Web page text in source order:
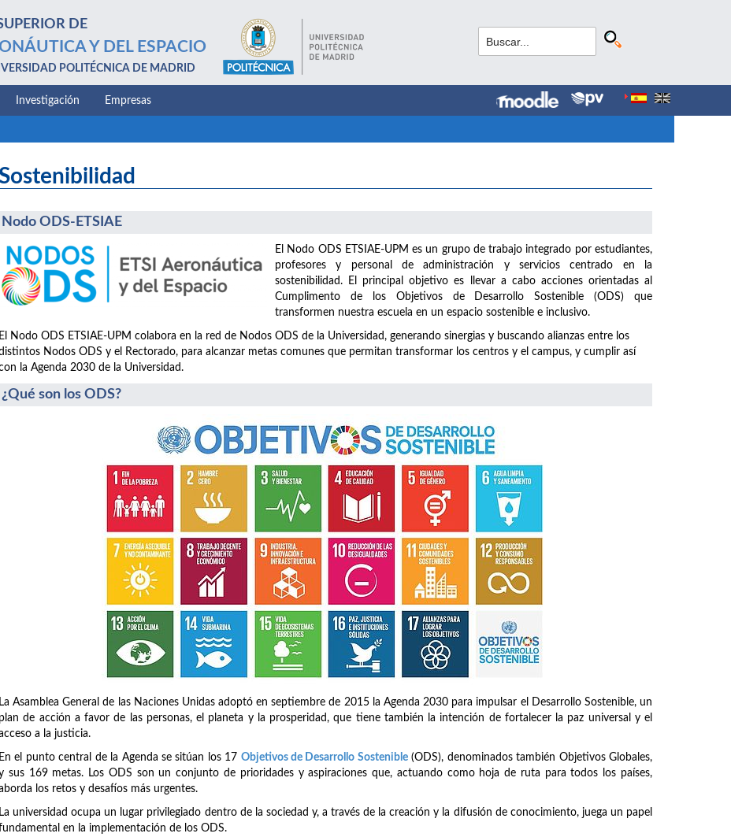
DE
Y DEL ESPACIO
POLITÉCNICA DE MADRID
Investigación Empresas
Nodo ODS-ETSIAE
El Nodo ODS ETSIAE-UPM es un grupo de trabajo integrado por estudiantes,
profesores y personal de administración y servicios centrado en la
sostenibilidad. El principal objetivo es llevar a cabo acciones orientadas al
Cumplimento de los Objetivos de Desarrollo Sostenible (ODS) que
transformen nuestra escuela en un espacio sostenible e inclusivo.
El Nodo ODS ETSIAE-UPM colabora en la red de Nodos ODS de la Universidad, generando sinergias y buscando alianzas entre los
Nodos ODS y el Rectorado, para alcanzar metas comunes que permitan transformar los centros y el campus, y cumplir así
la Agenda 2030 de la Universidad.
¿Qué son los ODS?
La Asamblea General de las Naciones Unidas adoptó en septiembre de 2015 la Agenda 2030 para impulsar el Desarrollo Sostenible, un
plan de acción a favor de las personas, el planeta y la prosperidad, que tiene también la intención de fortalecer la paz universal y el
a la justicia.
En el punto central de la Agenda se sitúan los 17 Objetivos de Desarrollo Sostenible(ODS), denominados también Objetivos Globales,
sus 169 metas. Los ODS son un conjunto de prioridades y aspiraciones que, actuando como hoja de ruta para todos los países,
los retos y desafíos más urgentes.
La universidad ocupa un lugar privilegiado dentro de la sociedad y, a través de la creación y la difusión de conocimiento, juega un papel
en la implementación de los ODS.